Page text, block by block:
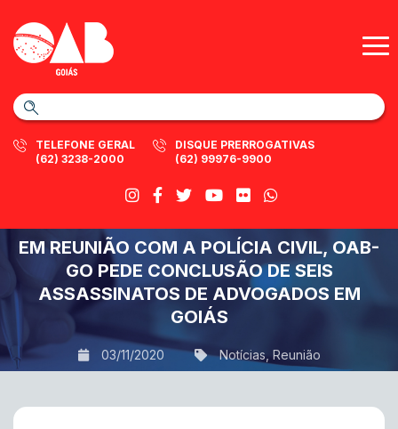
TELEFONE GERAL
(62) 3238-2000
DISQUE PRERROGATIVAS
(62) 99976-9900
EM REUNIÃO COM A POLÍCIA CIVIL, OAB-
GO PEDE CONCLUSÃO DE SEIS
ASSASSINATOS DE ADVOGADOS EM
GOIÁS
03/11/2020 Notícias Reunião